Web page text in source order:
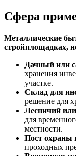
Сфера
Металлические
стройплощадках,
Дачный или
хранения
участке.
Склад для
решение для
Лесничий
для
местности.
Пост
проходных